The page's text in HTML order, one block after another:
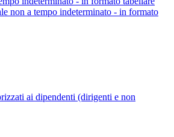
non a tempo indeterminato - in formato
ai dipendenti (dirigenti e non